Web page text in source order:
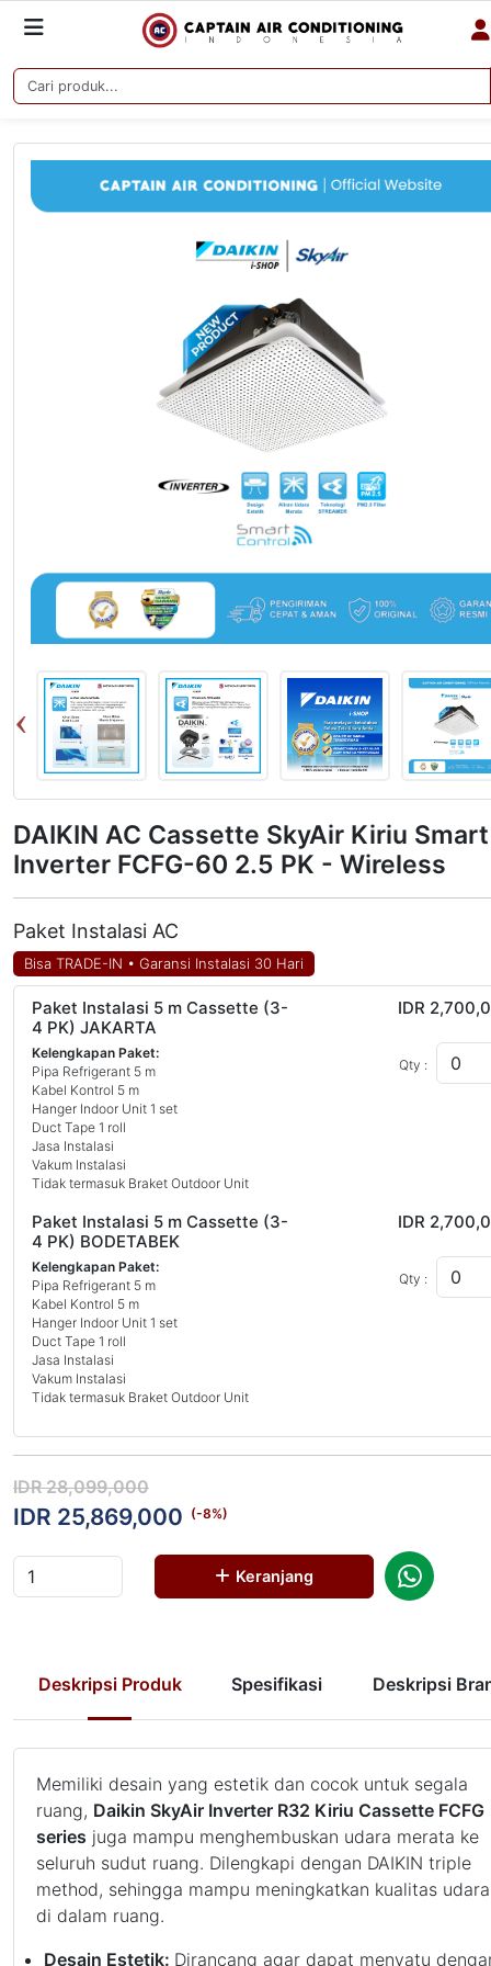
DAIKIN AC Cassette SkyAir Kiriu Smart
Inverter FCFG-60 2.5 PK - Wireless
Paket Instalasi AC
Bisa TRADE-IN • Garansi Instalasi 30 Hari
Paket Instalasi 5 m Cassette (3-
4 PK) JAKARTA
Kelengkapan Paket:
Pipa Refrigerant 5 m
Kabel Kontrol 5 m
Hanger Indoor Unit 1 set
Duct Tape 1 roll
Jasa Instalasi
Vakum Instalasi
Tidak termasuk Braket Outdoor Unit
IDR
Qty :
Paket Instalasi 5 m Cassette (3-
4 PK) BODETABEK
Kelengkapan Paket:
Pipa Refrigerant 5 m
Kabel Kontrol 5 m
Hanger Indoor Unit 1 set
Duct Tape 1 roll
Jasa Instalasi
Vakum Instalasi
Tidak termasuk Braket Outdoor Unit
IDR
Qty :
IDR 28,099,000
IDR 25,869,000 (-8%)
Keranjang
Deskripsi Produk Spesifikasi Deskripsi
Memiliki desain yang estetik dan cocok untuk segala
ruang, Daikin SkyAir Inverter R32 Kiriu Cassette FCFG
series juga mampu menghembuskan udara merata ke
seluruh sudut ruang. Dilengkapi dengan DAIKIN triple
method, sehingga mampu meningkatkan kualitas udara
di dalam ruang.
Desain Estetik: Dirancang agar dapat menyatu